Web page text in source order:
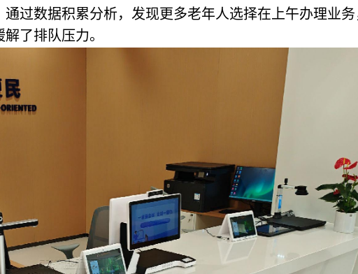
过数据积累分析，发现更多老年人选择在上午办理业务
了排队压力。